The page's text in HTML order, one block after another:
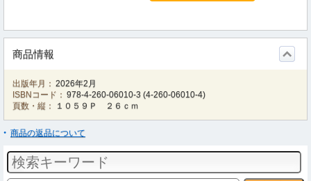
商品情報
出版年月： 2026年2月
ISBNコード： 978-4-260-06010-3 (4-260-06010-4)
頁数・縦：
１０５９Ｐ ２６ｃｍ
商品の返品について